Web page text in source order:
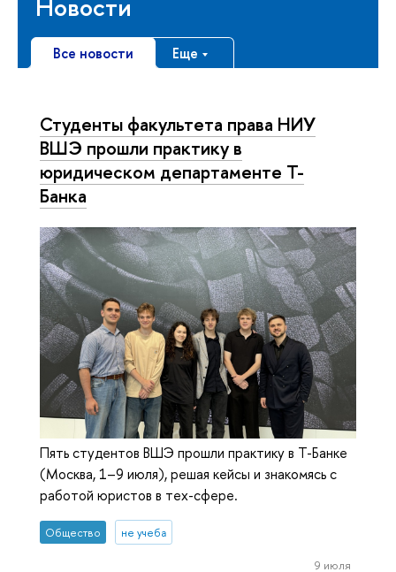
Новости
Все новости Еще
Студенты факультета права НИУ
ВШЭ прошли практику в
юридическом департаменте Т-
Банка
Пять студентов ВШЭ прошли практику в Т-Банке
(Москва, 1–9 июля), решая кейсы и знакомясь с
работой юристов в тех-сфере.
Общество не учеба
9 июля